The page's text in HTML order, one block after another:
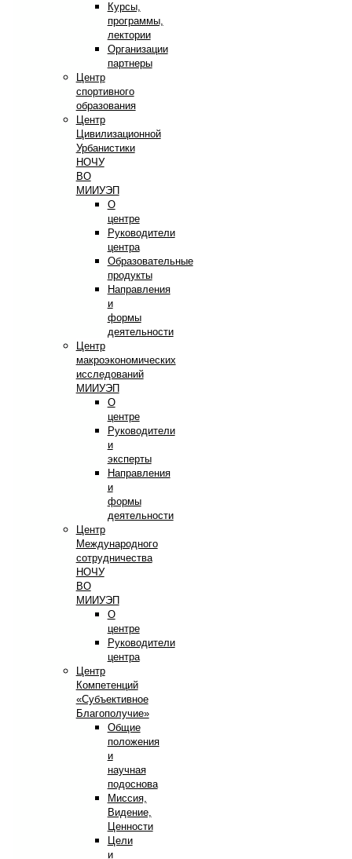
Курсы,
программы,
лектории
Организации
партнеры
Центр
спортивного
образования
Центр
Цивилизационной
Урбанистики
НОЧУ
ВО
МИИУЭП
О
центре
Руководители
центра
Образовательные
продукты
Направления
и
формы
деятельности
Центр
макроэкономических
исследований
МИИУЭП
О
центре
Руководители
и
эксперты
Направления
и
формы
деятельности
Центр
Международного
сотрудничества
НОЧУ
ВО
МИИУЭП
О
центре
Руководители
центра
Центр
Компетенций
«Субъективное
Благополучие»
Общие
положения
и
научная
подоснова
Миссия,
Видение,
Ценности
Цели
и